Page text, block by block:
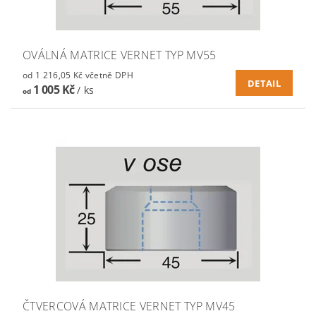
OVÁLNÁ MATRICE VERNET TYP MV55
od 1 216,05 Kč včetně DPH
od1 005 Kč/ ks
DETAIL
ČTVERCOVÁ MATRICE VERNET TYP MV45